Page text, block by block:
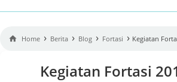
 Home › Berita › Blog › Fortasi › Kegiatan
Kegiatan Fortasi